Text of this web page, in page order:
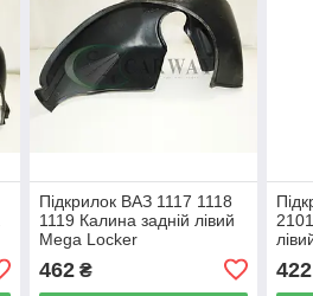
Підкрилок ВАЗ 1117 1118
1119 Калина задній лівий
Mega Locker
462₴ 422